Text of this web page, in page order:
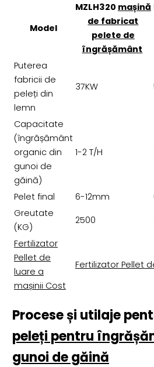
Model
MZLH320 mașină
de fabricat
pelete de
îngrășământ
Puterea
fabricii de
peleți din
lemn
37KW
Capacitate
(îngrășământ
organic din
gunoi de
găină)
1-2 T/H
Pelet final 6-12mm
Greutate
(KG)
2500
Fertilizator
Pellet de
luare a
mașinii Cost
Fertilizator Pellet
Procese și utilaje
peleți pentru
gunoi de găină